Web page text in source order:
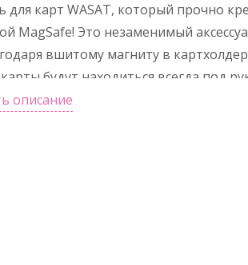
для карт WASAT, который прочно
MagSafe! Это незаменимый
вшитому магниту в
будут находиться всегда под
бумажнике. Просто прикрепите
описание